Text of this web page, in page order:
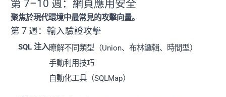
第 7–10 週：網頁應用安全
聚焦於現代環境中最常見的攻擊向量。
第 7 週：輸入驗證攻擊
SQL 注入瞭解不同類型（Union、布林邏輯、時間型）
手動利用技巧
自動化工具（SQLMap）